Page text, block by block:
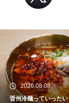
2026.08.08
晋州冷麺っていった